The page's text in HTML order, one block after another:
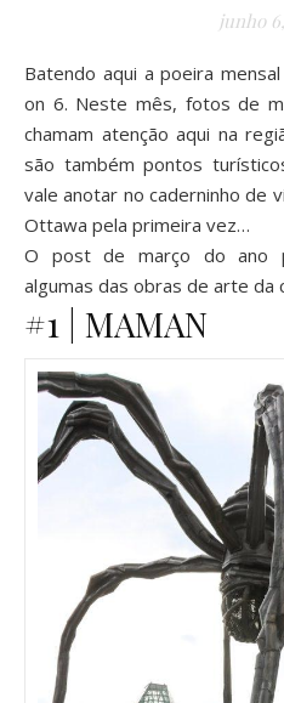
junho
Batendo aqui a poeira
on 6. Neste mês, fotos de
chamam atenção aqui na
são também pontos
vale anotar no caderninho de
Ottawa pela primeira vez…
O post de março do ano
algumas das obras de arte da
#1 | MAMAN